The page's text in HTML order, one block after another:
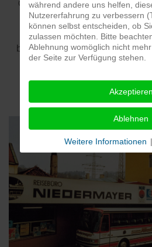
des Fremdenverkehrs erhielt
ehrenhalber die
Als Gründungsmitglied
bayerischer
Ratgeber und
Firmengründungen in
während andere uns helfen,
Nutzererfahrung zu verbessern
können selbst entscheiden, ob
zulassen möchten. Bitte
Ablehnung womöglich nicht
der Seite zur Verfügung stehen.
Akzeptieren
Ablehnen
Weitere Informationen |